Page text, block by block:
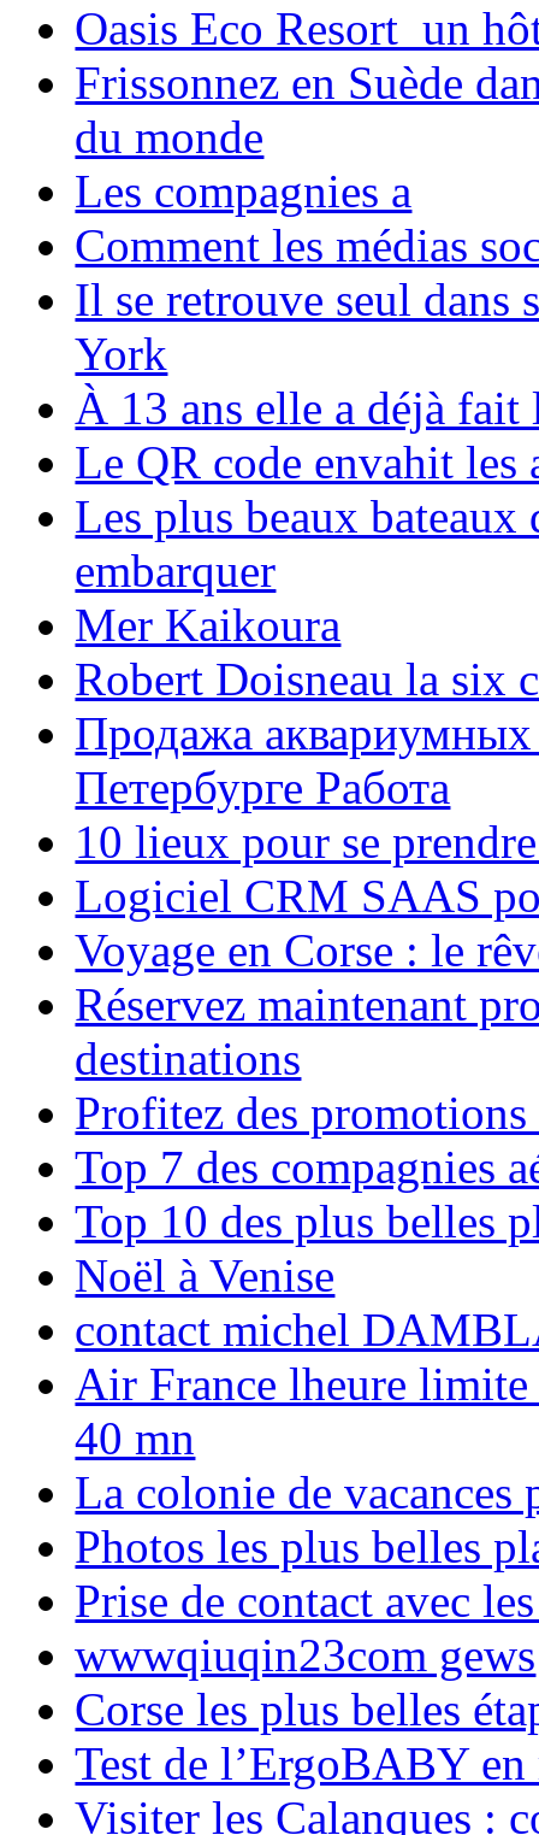
Oasis Eco Resort un
Frissonnez en Suède
du monde
Les compagnies a
Comment les médias
Il se retrouve seul dans
York
À 13 ans elle a déjà
Le QR code envahit les
Les plus beaux bateaux
embarquer
Mer Kaikoura
Robert Doisneau la six
Продажа аквариумных
Петербурге Работа
10 lieux pour se
Logiciel CRM SAAS
Voyage en Corse : le
Réservez maintenant
destinations
Profitez des
Top 7 des compagnies
Top 10 des plus belles
Noël à Venise
contact michel
Air France lheure limite
40 mn
La colonie de vacances
Photos les plus belles
Prise de contact avec
wwwqiuqin23com gews
Corse les plus belles
Test de l’ErgoBABY en
Visiter les Calanques :